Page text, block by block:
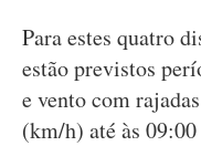
Para estes quatro
estão previstos
e vento com
(km/h) até às